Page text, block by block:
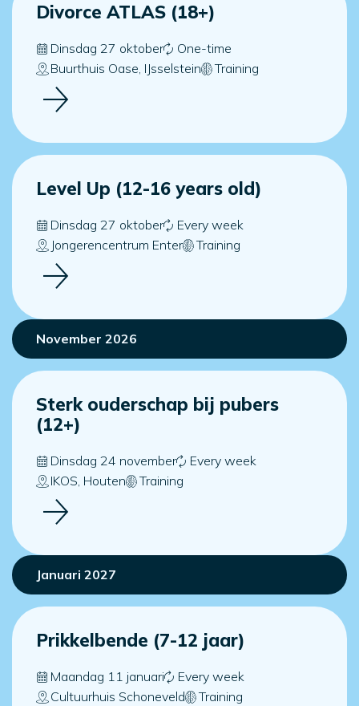
Divorce ATLAS (18+)
Dinsdag 27 oktober
One-time
Buurthuis Oase, IJsselstein
Training
Level Up (12-16 years old)
Dinsdag 27 oktober
Every week
Jongerencentrum Enter
Training
November 2026
Sterk ouderschap bij pubers
(12+)
Dinsdag 24 november
Every week
IKOS, Houten
Training
Januari 2027
Prikkelbende (7-12 jaar)
Maandag 11 januari
Every week
Cultuurhuis Schoneveld
Training